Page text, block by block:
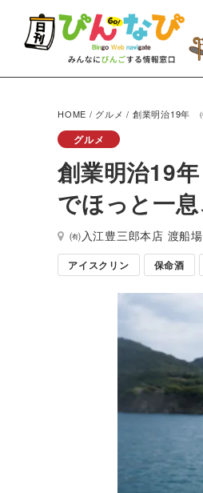
HOME / グルメ / 創業明治19年
グルメ
創業明治19
でほっと一
㈲入江豊三郎本店 渡船
アイスクリン 保命酒